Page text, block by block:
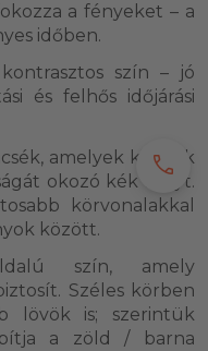
a fényeket – a
időben.
szín – jó
és felhős időjárási
amelyek kiszűrik
okozó kék fényt.
körvonalakkal
között.
szín, amely
Széles körben
lövök is; szerintük
a zöld / barna
call